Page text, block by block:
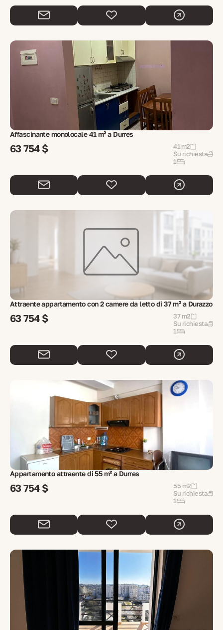
Affascinante monolocale 41 m² a Durres
63 754 $
41 m2
Su richiesta
1
Attraente appartamento con 2 camere da letto di 37 m² a Durazzo
63 754 $
37 m2
Su richiesta
1
Appartamento attraente di 55 m² a Durres
63 754 $
55 m2
Su richiesta
1